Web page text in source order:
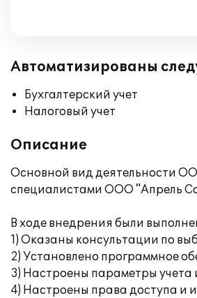
Автоматизированы
Бухгалтерский учет
Налоговый учет
Описание
Основной вид деятельности
специалистами ООО "Апрель
В ходе внедрения были
1) Оказаны консультации по
2) Установлено программное
3) Настроены параметры учета
4) Настроены права доступа и